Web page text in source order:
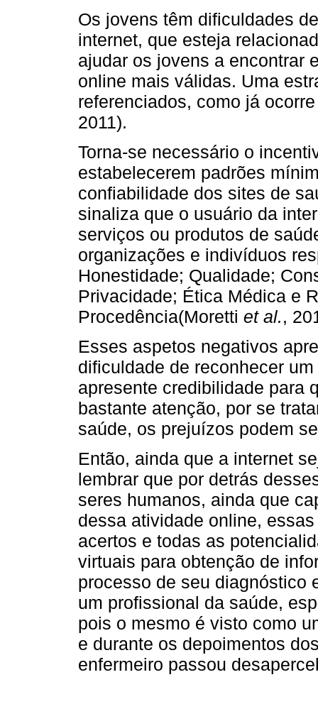
Os jovens têm dificuldades
internet, que esteja
ajudar os jovens a encontrar
online mais válidas. Uma
referenciados, como já
2011).
Torna-se necessário o
estabelecerem padrões
confiabilidade dos sites de
sinaliza que o usuário da
serviços ou produtos de
organizações e indivíduos
Honestidade; Qualidade;
Privacidade; Ética Médica e
Procedência(Moretti et al.,
Esses aspetos negativos
dificuldade de reconhecer
apresente credibilidade para
bastante atenção, por se
saúde, os prejuízos podem
Então, ainda que a internet
lembrar que por detrás
seres humanos, ainda que
dessa atividade online,
acertos e todas as
virtuais para obtenção de
processo de seu diagnóstico
um profissional da saúde,
pois o mesmo é visto como
e durante os depoimentos
enfermeiro passou